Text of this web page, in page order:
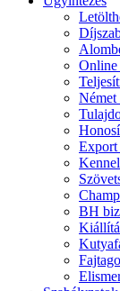
Online
Német
Export
BH